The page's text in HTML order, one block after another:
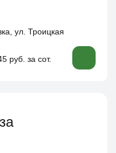
ул. Троицкая
руб. за сот.